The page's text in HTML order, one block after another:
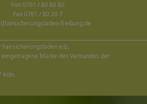
Fon 0761 / 80 60 80
Fax 0761 / 80 20 7
freiburg.de
e.G.
Marke des Verbundes der
Köln